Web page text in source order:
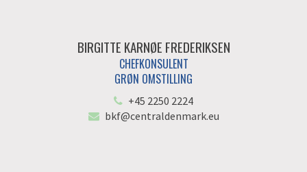
BIRGITTE KARNØE FREDERIKSEN
CHEFKONSULENT
GRØN OMSTILLING
+45 2250 2224
bkf@centraldenmark.eu